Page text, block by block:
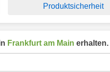
Produktsicherheit
Frankfurt am Main erhalten.